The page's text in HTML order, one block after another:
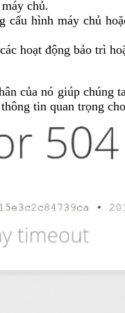
chủ.
cấu hình máy chủ
hoạt động bảo trì
của nó giúp chúng
tin quan trọng